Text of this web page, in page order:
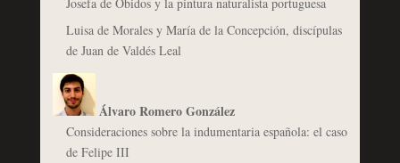
Luisa de Morales y María de la Concepción, discípulas
de Juan de Valdés Leal
Álvaro Romero González
Consideraciones sobre la indumentaria española: el caso
de Felipe III